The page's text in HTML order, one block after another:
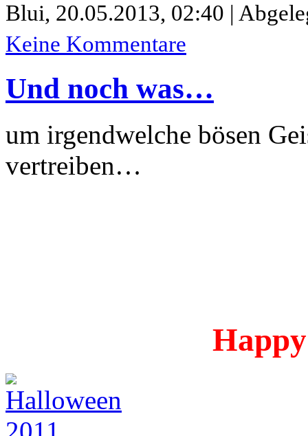
Blui, 20.05.2013, 02:40 |
Keine Kommentare
Und noch was…
um irgendwelche bösen
vertreiben…